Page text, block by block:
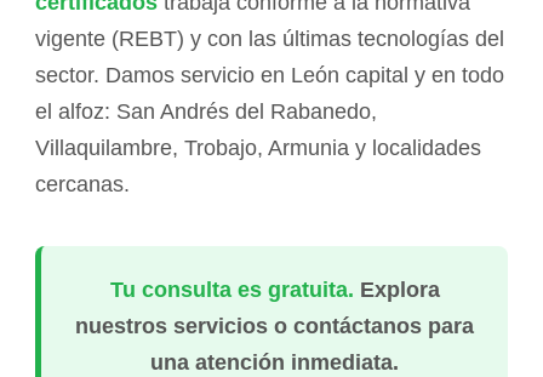
vigente (REBT) y con las últimas tecnologías del
sector. Damos servicio en León capital y en todo
el alfoz: San Andrés del Rabanedo,
Villaquilambre, Trobajo, Armunia y localidades
cercanas.
Tu consulta es gratuita. Explora
nuestros servicios o contáctanos para
una atención inmediata.